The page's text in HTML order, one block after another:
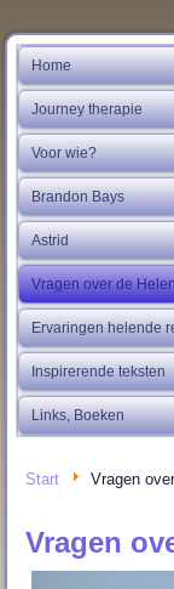
Home
Journey therapie
Voor wie?
Brandon Bays
Astrid
Vragen over de
Ervaringen helende
Inspirerende teksten
Links, Boeken
Start Vragen
Vragen